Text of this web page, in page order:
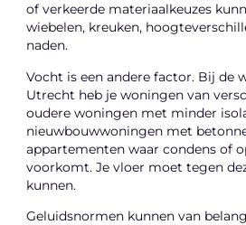
of verkeerde materiaalkeuzes
wiebelen, kreuken,
naden.
Vocht is een andere factor. Bij de
Utrecht heb je woningen van
oudere woningen met minder
nieuwbouwwoningen met
appartementen waar condens of
voorkomt. Je vloer moet tegen
kunnen.
Geluidsnormen kunnen van